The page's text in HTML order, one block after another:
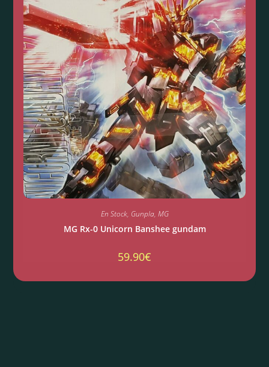
En Stock, Gunpla, MG
MG Rx-0 Unicorn Banshee gundam
59.90€